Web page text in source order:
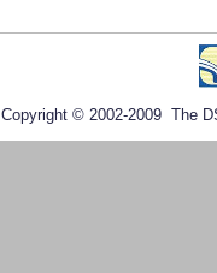
Copyright © 2002-2009 The